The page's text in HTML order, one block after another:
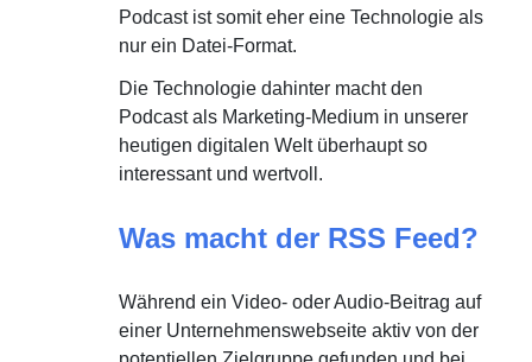
Podcast ist somit eher eine Technologie als
nur ein Datei-Format.
Die Technologie dahinter macht den
Podcast als Marketing-Medium in unserer
heutigen digitalen Welt überhaupt so
interessant und wertvoll.
Was macht der RSS Feed?
Während ein Video- oder Audio-Beitrag auf
einer Unternehmenswebseite aktiv von der